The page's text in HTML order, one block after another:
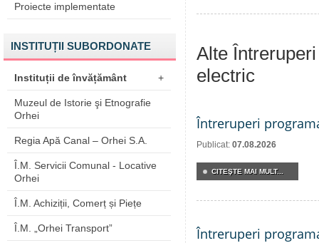
Proiecte implementate
INSTITUȚII SUBORDONATE
Instituții de învățământ +
Muzeul de Istorie şi Etnografie
Orhei
Regia Apă Canal – Orhei S.A.
Î.M. Servicii Comunal - Locative
Orhei
Î.M. Achiziții, Comerț și Piețe
Î.M. „Orhei Transport”
Alte
electric
Întreruperi
Publicat: 07.08.2026
CITEŞTE MAI MULT...
Întreruperi